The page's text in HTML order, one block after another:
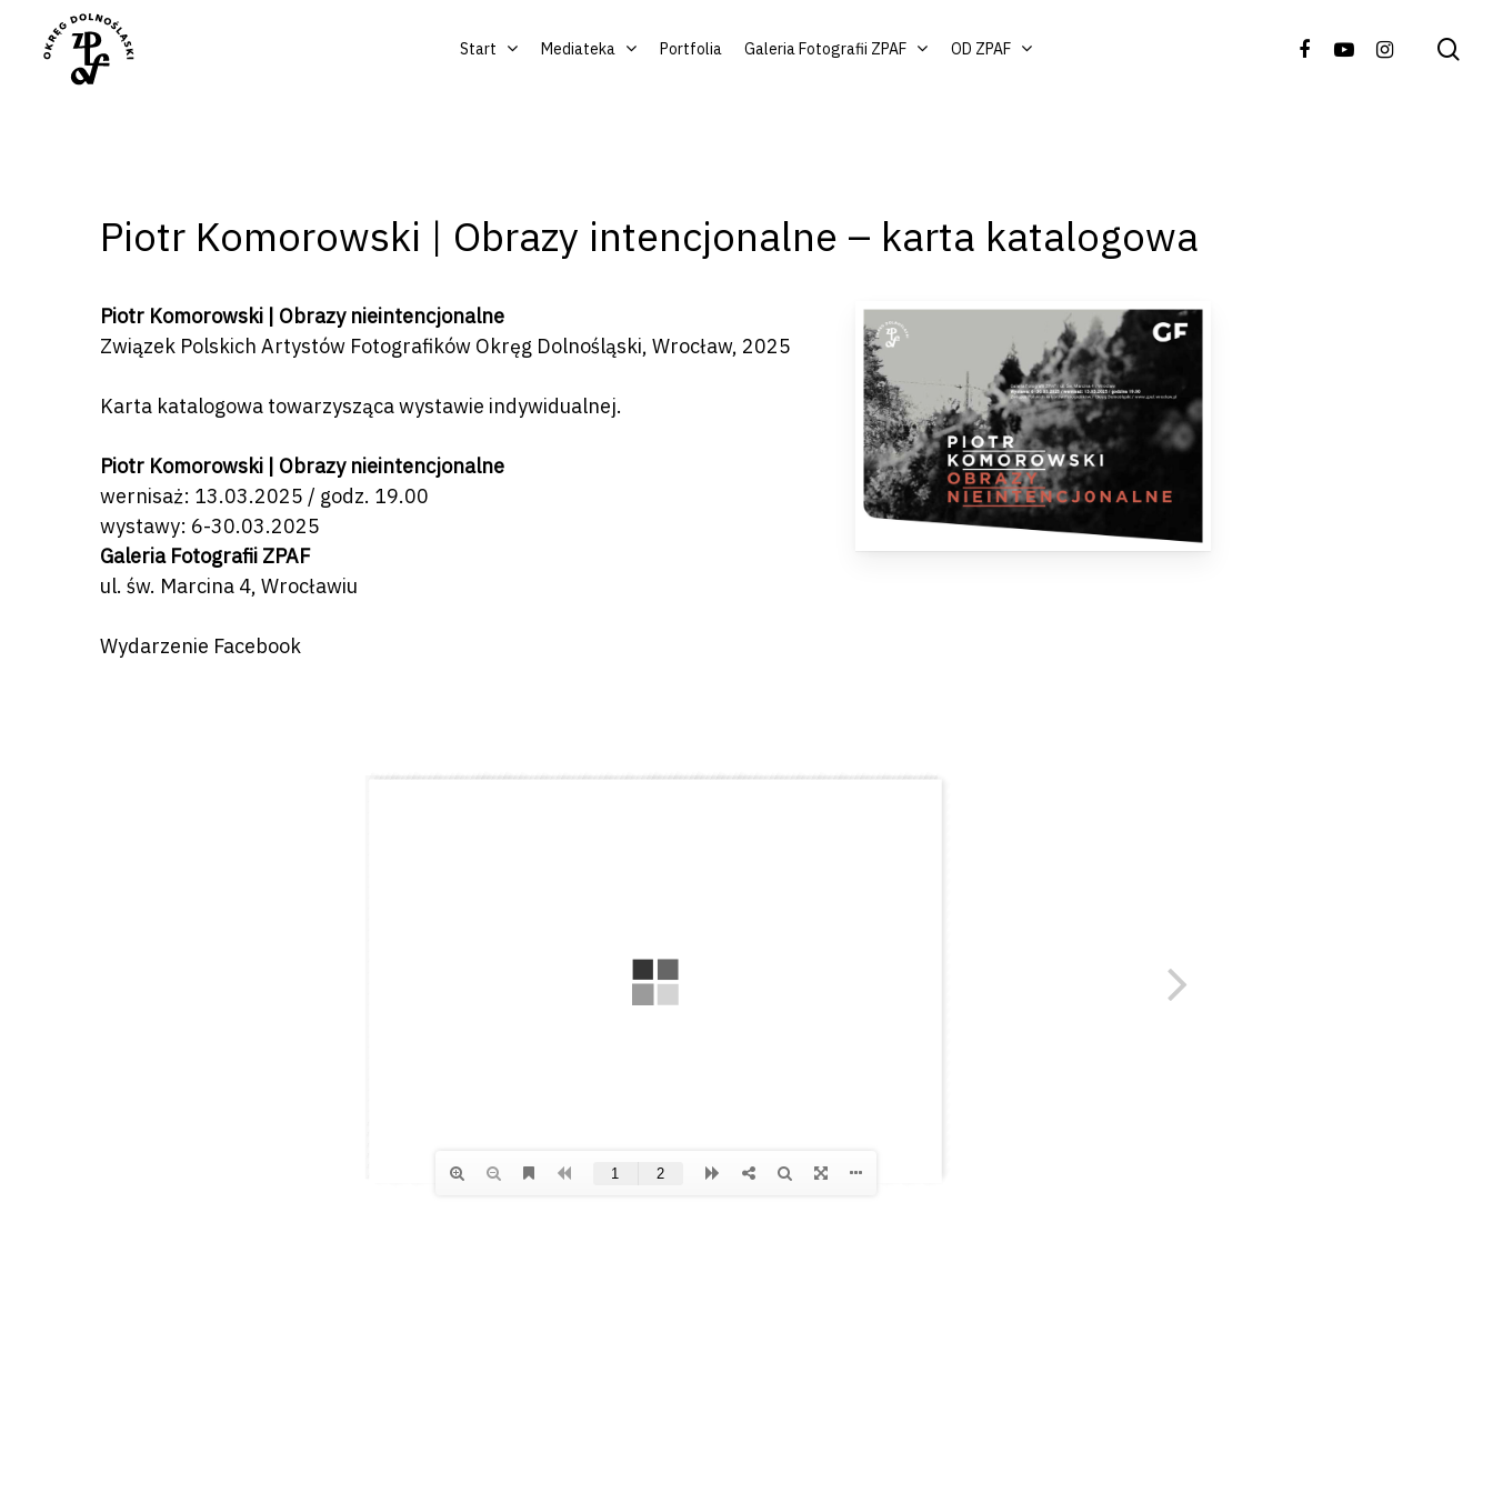
Naciśnij enter by wyszukać lub ESC aby zamknąć
Start Mediateka Portfolia Galeria Fotografii ZPAF OD ZPAF
Piotr Komorowski | Obrazy intencjonalne – karta katalogowa
Piotr Komorowski | Obrazy nieintencjonalne
Związek Polskich Artystów Fotografików Okręg Dolnośląski, Wrocław, 2025
Karta katalogowa towarzysząca wystawie indywidualnej.
Piotr Komorowski | Obrazy nieintencjonalne
wernisaż: 13.03.2025 / godz. 19.00
wystawy: 6-30.03.2025
Galeria Fotografii ZPAF
ul. św. Marcina 4, Wrocławiu
Wydarzenie Facebook